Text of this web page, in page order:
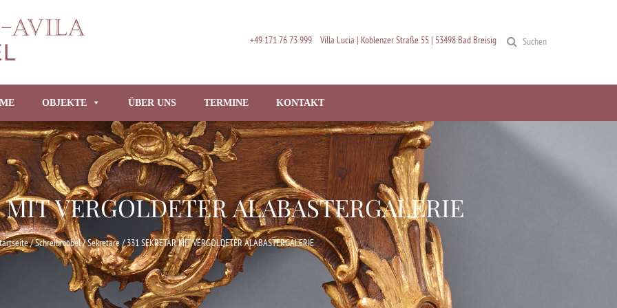
+49 171 76 73 999 Villa Lucia | Koblenzer Straße 55 | 53498 Bad Breisig Suchen
OBJEKTE ÜBER UNS TERMINE KONTAKT
MIT VERGOLDETER ALABASTERGALERIE
/Schreibmöbel / Sekretäre/ 331 SEKRETÄR MIT VERGOLDETER ALABASTERGALERIE